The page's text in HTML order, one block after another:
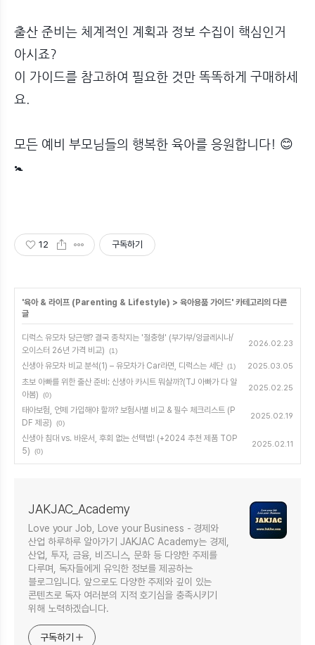
출산 준비는 체계적인 계획과 정보 수집이 핵심인거
아시죠?
이 가이드를 참고하여 필요한 것만 똑똑하게 구매하세
요.
모든 예비 부모님들의 행복한 육아를 응원합니다! 😊
🚼
12 구독하기
'육아 & 라이프 (Parenting & Lifestyle) > 육아용품 가이드' 카테고리의 다른
글
디럭스 유모차 당근행? 결국 종착지는 '절충형' (부가부/잉글레시나/
오이스터 26년 가격 비교)
(1)
2026.02.23
신생아 유모차 비교 분석(1) – 유모차가 Car라면, 디럭스는 세단 (1) 2025.03.05
초보 아빠를 위한 출산 준비: 신생아 카시트 뭐살까?(TJ 아빠가 다 알
아봄)
(0)
2025.02.25
태아보험, 언제 가입해야 할까? 보험사별 비교 & 필수 체크리스트 (P
DF 제공)
(0)
2025.02.19
신생아 침대 vs. 바운서, 후회 없는 선택법! (+2024 추천 제품 TOP
5)
(0)
2025.02.11
JAKJAC_Academy
Love your Job, Love your Business - 경제와
산업 하루하루 알아가기 JAKJAC Academy는 경제,
산업, 투자, 금융, 비즈니스, 문화 등 다양한 주제를
다루며, 독자들에게 유익한 정보를 제공하는
블로그입니다. 앞으로도 다양한 주제와 깊이 있는
콘텐츠로 독자 여러분의 지적 호기심을 충족시키기
위해 노력하겠습니다.
구독하기